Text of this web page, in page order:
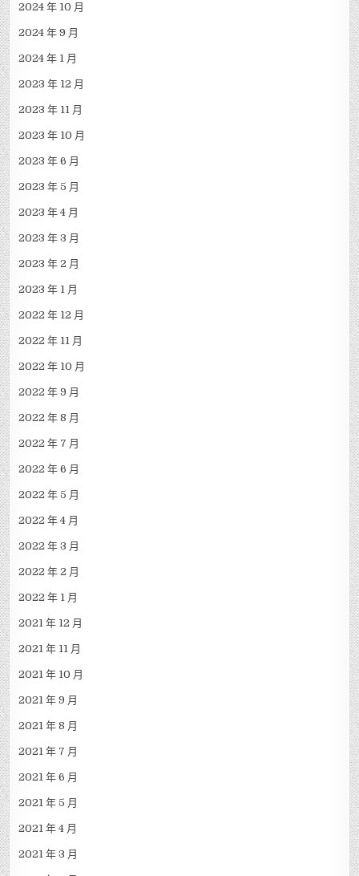
2024 年 10 月
2024 年 9 月
2024 年 1 月
2023 年 12 月
2023 年 11 月
2023 年 10 月
2023 年 6 月
2023 年 5 月
2023 年 4 月
2023 年 3 月
2023 年 2 月
2023 年 1 月
2022 年 12 月
2022 年 11 月
2022 年 10 月
2022 年 9 月
2022 年 8 月
2022 年 7 月
2022 年 6 月
2022 年 5 月
2022 年 4 月
2022 年 3 月
2022 年 2 月
2022 年 1 月
2021 年 12 月
2021 年 11 月
2021 年 10 月
2021 年 9 月
2021 年 8 月
2021 年 7 月
2021 年 6 月
2021 年 5 月
2021 年 4 月
2021 年 3 月